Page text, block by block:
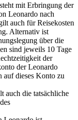
mit Erbringung der
Leonardo nach
auch für Reisekosten
Alternativ ist
über die
sind jeweils 10 Tage
der
der Leonardo
auf dieses Konto zu
auch die tatsächliche